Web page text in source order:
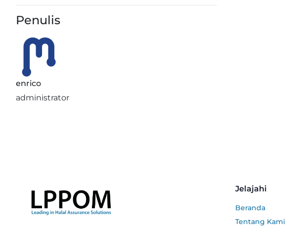
Penulis
enrico
administrator
Jelajahi
Beranda
Tentang Kami